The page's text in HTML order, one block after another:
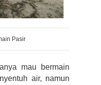
Pasir
mau bermain
air, namun